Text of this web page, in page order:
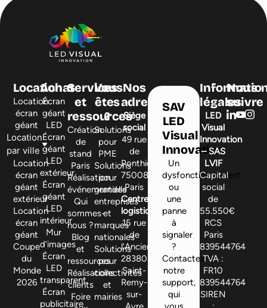
Location
Location
écran
géant
Location
par ville
Location
écran
géant
extérieur
Location
écran
géant
Coupe
du
Monde
2026
Achat
Écran
géant
LED
Écran
géant
LED
extérieur
Écran
géant
LED
intérieur
Mur
d’images
Écran
LED
transparent
Écran
publicitaire
Services
et
ressources
Création
de
stand
Paris
Réalisation
événementielle
Qui
sommes-
nous ?
Blog
et
ressources
Réalisations
clients
Foire
Vous
êtes
?
Solutions
pour
PME
Solutions
pour
grandes
entreprises
et
marques
nationales
Solutions
pour
collectivités
et
mairies
Nos
adresses
Siège
social
49 rue
de
Ponthieu,
75008
Paris
Centre
logistique
15 rue
de
l’Ancienne,
28380
Saint-
Remy-
sur-
SAV
LED
Visual
Innovation
Un
dysfonctionnement
ou
une
panne
à
signaler
?
Contactez
notre
support,
qui
légales
LED
Visual
Innovation
– SAS
LVIF
Capital
social
de
55.550€
RCS
Paris
839544764
TVA :
FR10
839544764
SIREN
Nous
suivre